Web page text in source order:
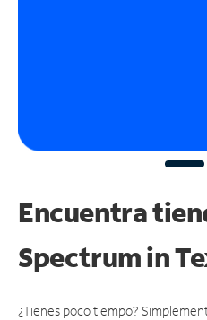
Encuentra
Spectrumin
¿Tienes poco tiempo?